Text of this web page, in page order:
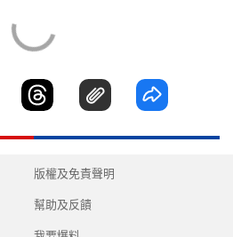
版權及免責聲明
幫助及反饋